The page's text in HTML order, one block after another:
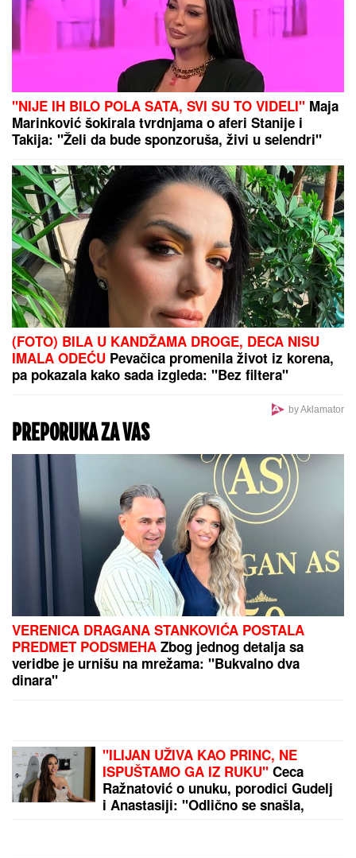
"NIJE IH BILO POLA SATA, SVI SU TO VIDELI" Maja
Marinković šokirala tvrdnjama o aferi Stanije i
Takija: "Želi da bude sponzoruša, živi u selendri"
(FOTO) BILA U KANDŽAMA DROGE, DECA NISU
IMALA ODEĆU Pevačica promenila život iz korena,
pa pokazala kako sada izgleda: "Bez filtera"
by Aklamator
PREPORUKA ZA VAS
VERENICA DRAGANA STANKOVIĆA POSTALA
PREDMET PODSMEHA Zbog jednog detalja sa
veridbe je urnišu na mrežama: "Bukvalno dva
dinara"
"ILIJAN UŽIVA KAO PRINC, NE
ISPUŠTAMO GA IZ RUKU" Ceca
Ražnatović o unuku, porodici Gudelj
i Anastasiji: "Odlično se snašla,